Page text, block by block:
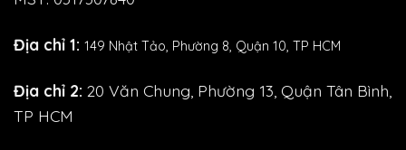
Địa chỉ 1: 149 Nhật Tảo, Phường 8, Quận 10, TP HCM
Địa chỉ 2: 20 Văn Chung, Phường 13, Quận Tân Bình,
TP HCM